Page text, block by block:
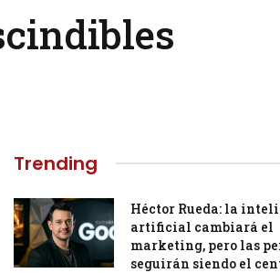
Trending
Héctor Rueda: la
artificial cambiará el
marketing, pero las
seguirán siendo el